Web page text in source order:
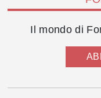
Il mondo di